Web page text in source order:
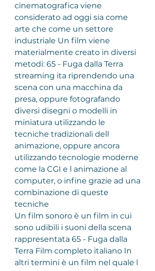
cinematografica viene
considerato ad oggi sia come
arte che come un settore
industriale Un film viene
materialmente creato in diversi
metodi: 65 - Fuga dalla Terra
streaming ita riprendendo una
scena con una macchina da
presa, oppure fotografando
diversi disegni o modelli in
miniatura utilizzando le
tecniche tradizionali dell
animazione, oppure ancora
utilizzando tecnologie moderne
come la CGI e l animazione al
computer, o infine grazie ad una
combinazione di queste
tecniche
Un film sonoro è un film in cui
sono udibili i suoni della scena
rappresentata 65 - Fuga dalla
Terra Film completo italiano In
altri termini è un film nel quale l